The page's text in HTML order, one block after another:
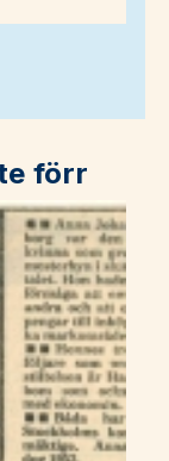
förr